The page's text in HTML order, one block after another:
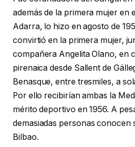
además de la primera mujer en
Adarra, lo hizo en agosto de
convirtió en la primera mujer,
compañera Angelita Olano, en
pirenaica desde Sallent de
Benasque, entre tresmiles, a
Por ello recibirían ambas la
mérito deportivo en 1956. A
demasiadas personas
Bilbao.